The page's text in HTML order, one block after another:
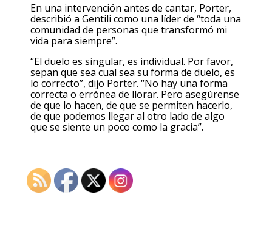
En una intervención antes de cantar, Porter,
describió a Gentili como una líder de “toda una
comunidad de personas que transformó mi
vida para siempre”.
“El duelo es singular, es individual. Por favor,
sepan que sea cual sea su forma de duelo, es
lo correcto”, dijo Porter. “No hay una forma
correcta o errónea de llorar. Pero asegúrense
de que lo hacen, de que se permiten hacerlo,
de que podemos llegar al otro lado de algo
que se siente un poco como la gracia”.